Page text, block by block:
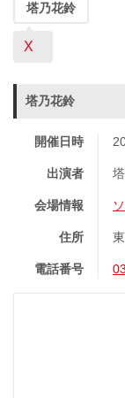
塔乃花鈴
X
塔乃花鈴
開催日時
出演者
会場情報
住所
電話番号